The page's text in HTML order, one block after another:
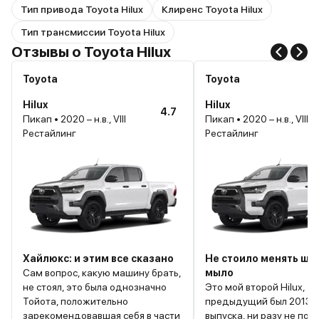
Тип привода Toyota Hilux
Клиренс Toyota Hilux
Тип трансмиссии Toyota Hilux
Отзывы о Toyota Hilux
Toyota
Hilux
Пикап • 2020 – н.в., VIII
Рестайлинг
4.7
Хайлюкс: и этим все сказано
Сам вопрос, какую машину брать,
не стоял, это была однозначно
Тойота, положительно
зарекомендовавшая себя в части
Toyota
Hilux
Пикап • 2020 – н.в., VIII
Рестайлинг
Не стоило менять
мыло
Это мой второй Hilux,
предыдущий был 2013
выпуска, ни разу не